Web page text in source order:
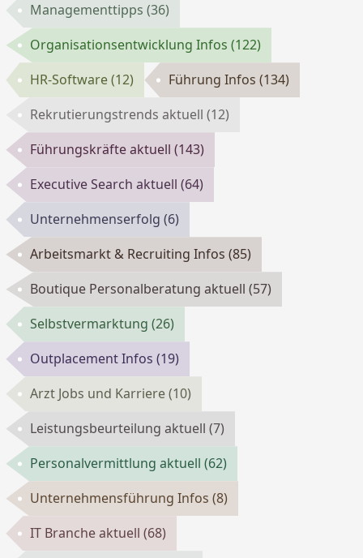
Managementtipps(36)
Organisationsentwicklung Infos(122)
HR-Software(12) Führung Infos(134)
Rekrutierungstrends aktuell(12)
Führungskräfte aktuell(143)
Executive Search aktuell(64)
Unternehmenserfolg(6)
Arbeitsmarkt & Recruiting Infos(85)
Boutique Personalberatung aktuell(57)
Selbstvermarktung(26)
Outplacement Infos(19)
Arzt Jobs und Karriere(10)
Leistungsbeurteilung aktuell(7)
Personalvermittlung aktuell(62)
Unternehmensführung Infos(8)
IT Branche aktuell(68)